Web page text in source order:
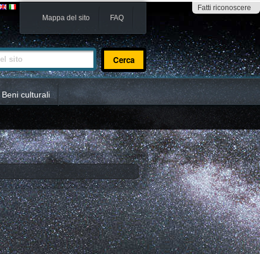
Fatti riconoscere
Mappa del sito FAQ
Beni culturali